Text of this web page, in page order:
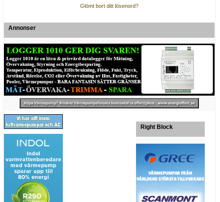
Glömt bort ditt lösenord?
Annonser
Right Block